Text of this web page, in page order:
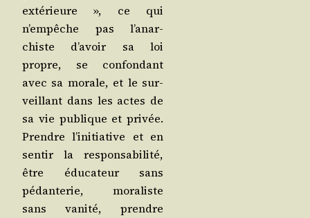
exté­rieure », ce qui
n’empêche pas l’a­nar­
chiste d’a­voir sa loi
propre, se confon­dant
avec sa morale, et le sur­
veillant dans les actes de
sa vie publique et pri­vée.
Prendre l’i­ni­tia­tive et en
sen­tir la res­pon­sa­bi­li­té,
être édu­ca­teur sans
pédan­te­rie, mora­liste
sans vani­té, prendre